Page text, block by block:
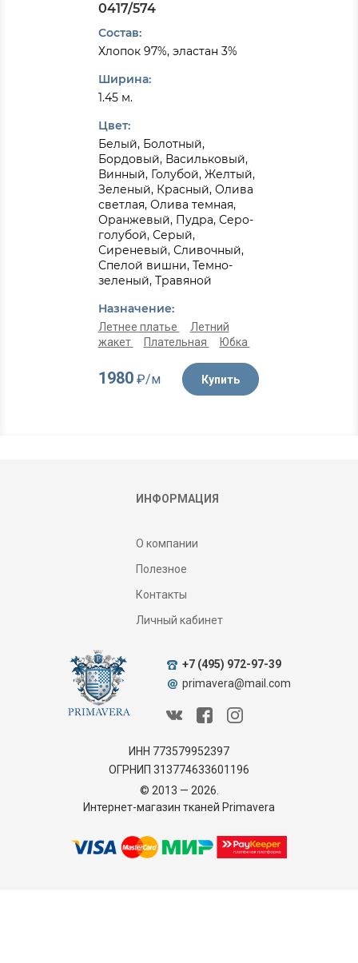
0417/574
Состав:
Хлопок 97%, эластан 3%
Ширина:
1.45 м.
Цвет:
Белый, Болотный,
Бордовый, Васильковый,
Винный, Голубой, Желтый,
Зеленый, Красный, Олива
светлая, Олива темная,
Оранжевый, Пудра, Серо-
голубой, Серый,
Сиреневый, Сливочный,
Спелой вишни, Темно-
зеленый, Травяной
Назначение:
Летнее платье
Летний
жакет
Плательная Юбка
1980₽/м Купить
ИНФОРМАЦИЯ
О компании
Полезное
Контакты
Личный кабинет
ИНН 773579952397
ОГРНИП 313774633601196
© 2013 — 2026.
Интернет-магазин тканей Primavera
+7 (495) 972-97-39
primavera@mail.com